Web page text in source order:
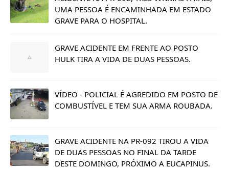
UMA PESSOA É ENCAMINHADA EM ESTADO
GRAVE PARA O HOSPITAL.
GRAVE ACIDENTE EM FRENTE AO POSTO
HULK TIRA A VIDA DE DUAS PESSOAS.
VÍDEO - POLICIAL É AGREDIDO EM POSTO DE
COMBUSTÍVEL E TEM SUA ARMA ROUBADA.
GRAVE ACIDENTE NA PR-092 TIROU A VIDA
DE DUAS PESSOAS NO FINAL DA TARDE
DESTE DOMINGO, PRÓXIMO A EUCAPINUS.